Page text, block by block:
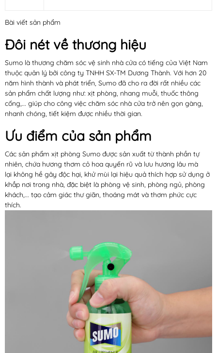
Bài viết sản phẩm
Đôi nét về thương hiệu
Sumo là thương chăm sóc vệ sinh nhà cửa có tiếng của Việt Nam
thuộc quản lý bởi công ty TNHH SX-TM Dương Thành. Với hơn 20
năm hình thành và phát triển, Sumo đã cho ra đời rất nhiều các
sản phẩm chất lượng như: xịt phòng, nhang muỗi, thuốc thông
cống,... giúp cho công việc chăm sóc nhà cửa trở nên gọn gàng,
nhanh chóng, tiết kiệm được nhiều thời gian.
Ưu điểm của sản phẩm
Các sản phẩm xịt phòng Sumo được sản xuất từ thành phần tự
nhiên, chứa hương thơm cỏ hoa quyến rũ và lưu hương lâu mà
lại không hề gây độc hại, khử mùi lại hiệu quả thích hợp sử dụng ở
khắp nơi trong nhà, đặc biệt là phòng vệ sinh, phòng ngủ, phòng
khách,... tạo cảm giác thư giãn, thoáng mát và thơm phức cực
thích.